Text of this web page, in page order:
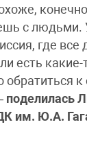
с людьми.
где все
есть какие-
обратиться
поделилась
им. Ю.А.